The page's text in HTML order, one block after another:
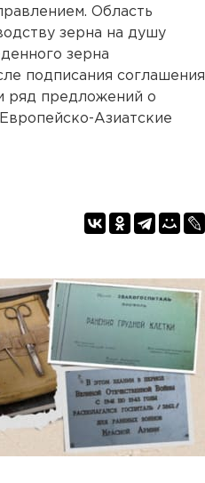
Область
зерна на душу
зерна
подписания соглашения
ряд предложений о
Азиатские